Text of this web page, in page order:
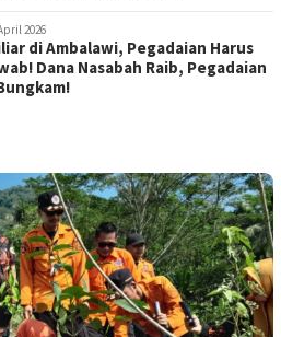
2026
di Ambalawi, Pegadaian Harus
Dana Nasabah Raib, Pegadaian